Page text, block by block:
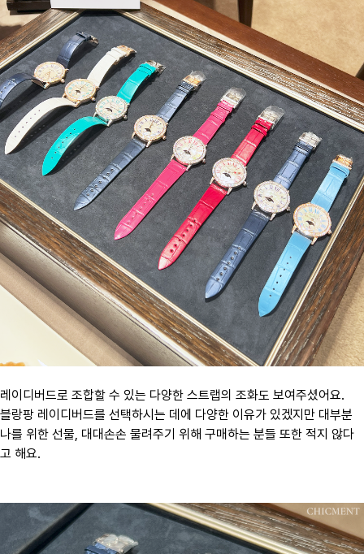
레이디버드로 조합할 수 있는 다양한 스트랩의 조화도 보여주셨어요.
블랑팡 레이디버드를 선택하시는 데에 다양한 이유가 있겠지만 대부분
나를 위한 선물, 대대손손 물려주기 위해 구매하는 분들 또한 적지 않다
고 해요.